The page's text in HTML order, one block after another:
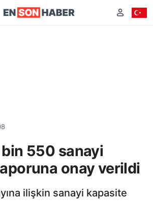
bin 550 sanayi
onay verildi
ilişkin sanayi kapasite